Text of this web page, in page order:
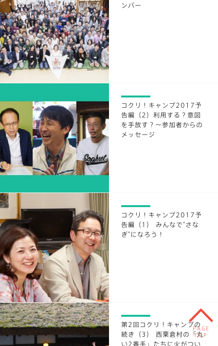
ンバー
コクリ！キャンプ2017予
告編（2）利用する？意図
を手放す？～参加者からの
メッセージ
コクリ！キャンプ2017予
告編（1） みんなで“さな
ぎ”になろう！
第2回コクリ！キャンプの
続き（3） 西粟倉村の「丸
い2番手」たちに火がつい
PAGE
TOP